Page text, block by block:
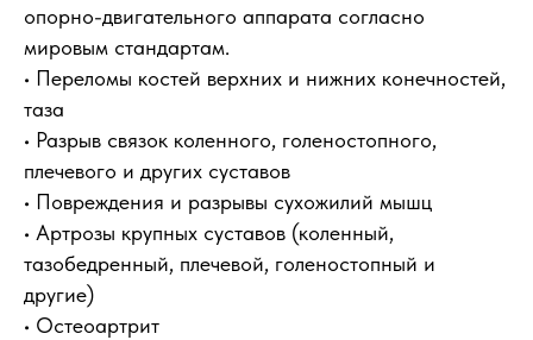
опорно-двигательного аппарата согласно
мировым стандартам.
• Переломы костей верхних и нижних конечностей,
таза
• Разрыв связок коленного, голеностопного,
плечевого и других суставов
• Повреждения и разрывы сухожилий мышц
• Артрозы крупных суставов (коленный,
тазобедренный, плечевой, голеностопный и
другие)
• Остеоартрит